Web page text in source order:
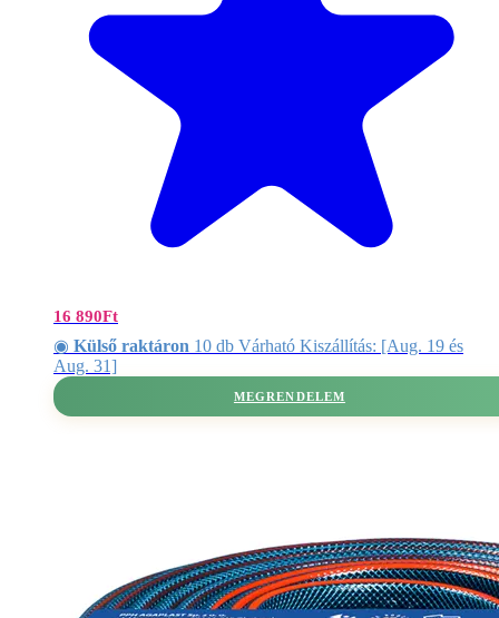
16 890Ft
◉ Külső raktáron 10 db Várható Kiszállítás: [Aug. 19 és
Aug. 31]
MEGRENDELEM